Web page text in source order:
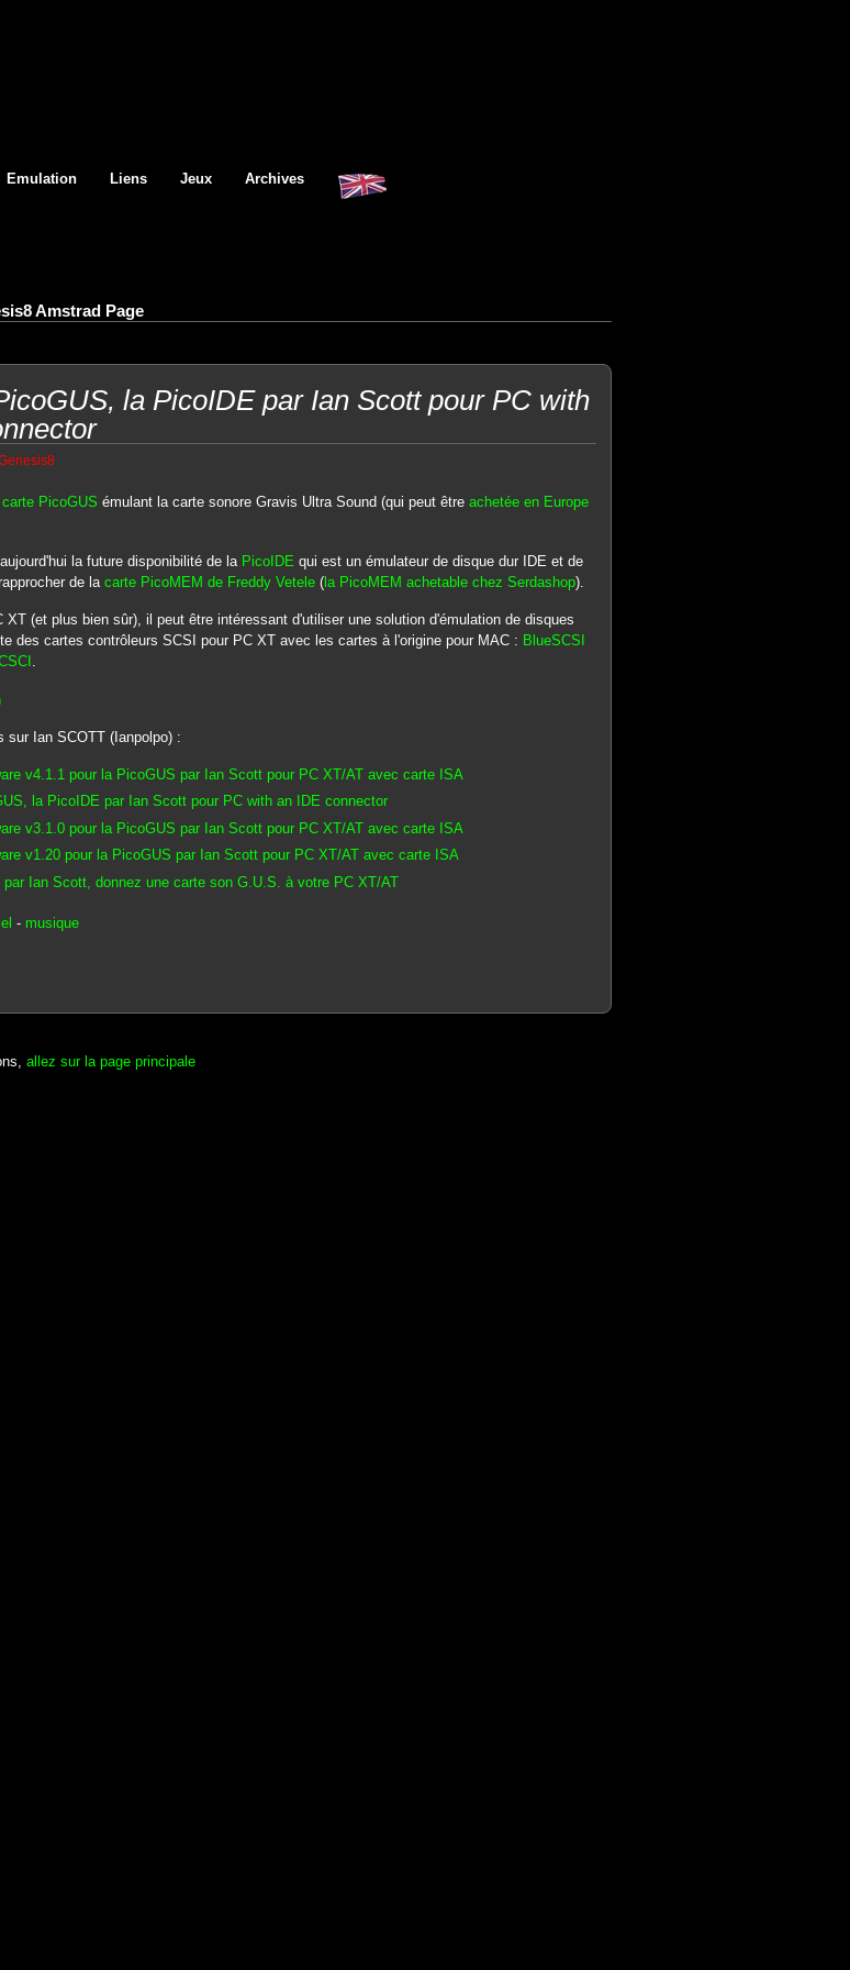
Emulation Liens Jeux Archives
Amstrad Page
la PicoIDE par Ian Scott pour PC with
carte PicoGUS émulant la carte sonore Gravis Ultra Sound (qui peut être achetée en Europe
la future disponibilité de la PicoIDE qui est un émulateur de disque dur IDE et de
de la carte PicoMEM de Freddy Vetele(la PicoMEM achetable chez Serdashop).
XT (et plus bien sûr), il peut être intéressant d'utiliser une solution d'émulation de disques
des cartes contrôleurs SCSI pour PC XT avec les cartes à l'origine pour MAC : BlueSCSI
.
sur Ian SCOTT (Ianpolpo) :
v4.1.1 pour la PicoGUS par Ian Scott pour PC XT/AT avec carte ISA
la PicoIDE par Ian Scott pour PC with an IDE connector
v3.1.0 pour la PicoGUS par Ian Scott pour PC XT/AT avec carte ISA
v1.20 pour la PicoGUS par Ian Scott pour PC XT/AT avec carte ISA
par Ian Scott, donnez une carte son G.U.S. à votre PC XT/AT
- musique
allez sur la page principale